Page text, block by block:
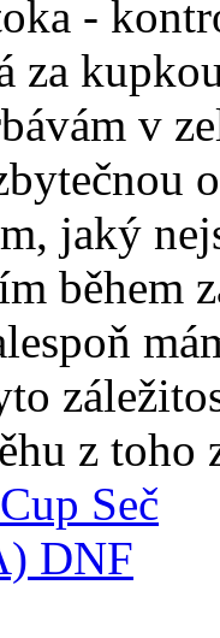
-
za
v
jaký
během
z toho